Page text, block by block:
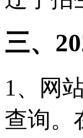
三、
1、网
查询。